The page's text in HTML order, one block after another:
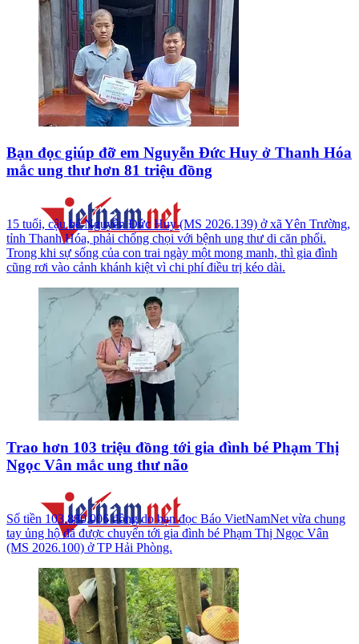
Bạn đọc giúp đỡ em Nguyễn Đức Huy ở Thanh Hóa
mắc ung thư hơn 81 triệu đồng
15 tuổi, cậu bé Nguyễn Đức Huy (MS 2026.139) ở xã Yên Trường,
tỉnh Thanh Hóa, phải chống chọi với bệnh ung thư di căn phổi.
Trong khi sự sống của con trai ngày một mong manh, thì gia đình
cũng rơi vào cảnh khánh kiệt vì chi phí điều trị kéo dài.
Trao hơn 103 triệu đồng tới gia đình bé Phạm Thị
Ngọc Vân mắc ung thư não
Số tiền 103.880.006 đồng do bạn đọc Báo VietNamNet vừa chung
tay ủng hộ đã được chuyển tới gia đình bé Phạm Thị Ngọc Vân
(MS 2026.100) ở TP Hải Phòng.